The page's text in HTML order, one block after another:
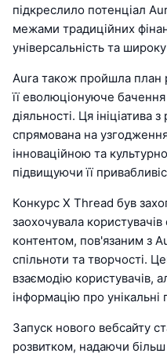
підкреслило потенціал
межами традиційних
універсальність та
Aura також пройшла план
її еволюціонуюче
діяльності. Ця ініціатива
спрямована на
інноваційною та
підвищуючи її
Конкурс X Thread був
заохочувала
контентом, пов'язаним з
спільноти та творчості.
взаємодію користувачів,
інформацію про унікальні
Запуск нового вебсайту
розвитком, надаючи